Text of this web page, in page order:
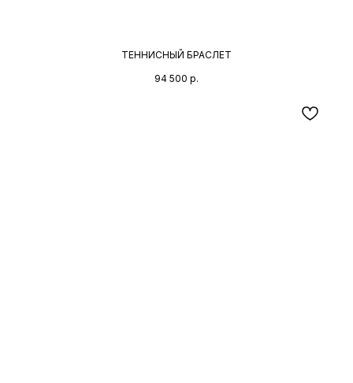
ТЕННИСНЫЙ БРАСЛЕТ
94 500 р.